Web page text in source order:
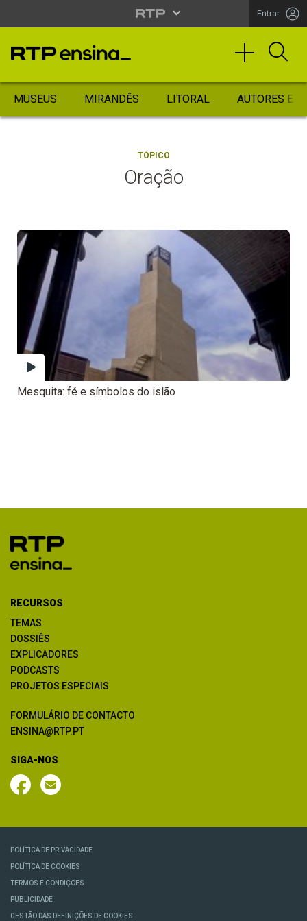
Entrar
MUSEUS MIRANDÊS LITORAL AUTORES
TÓPICO
Oração
Mesquita: fé e símbolos do islão
RECURSOS
TEMAS
DOSSIÊS
EXPLICADORES
PODCASTS
PROJETOS ESPECIAIS
FORMULÁRIO DE CONTACTO
ENSINA@RTP.PT
SIGA-NOS
POLÍTICA DE PRIVACIDADE
POLÍTICA DE COOKIES
TERMOS E CONDIÇÕES
PUBLICIDADE
GESTÃO DAS DEFINIÇÕES DE COOKIES